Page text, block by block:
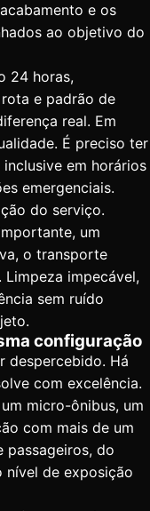
e os
ao objetivo do
24 horas,
e padrão de
real. Em
É preciso ter
em horários
emergenciais.
do serviço.
um
o transporte
impecável,
sem ruído
configuração
despercebido. Há
com excelência.
micro-ônibus, um
com mais de um
passageiros, do
nível de exposição